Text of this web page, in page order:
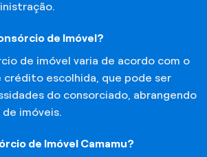
de Imóvel?
de imóvel varia de acordo com o
crédito escolhida, que pode ser
do consorciado, abrangendo
imóveis.
de Imóvel Camamu?